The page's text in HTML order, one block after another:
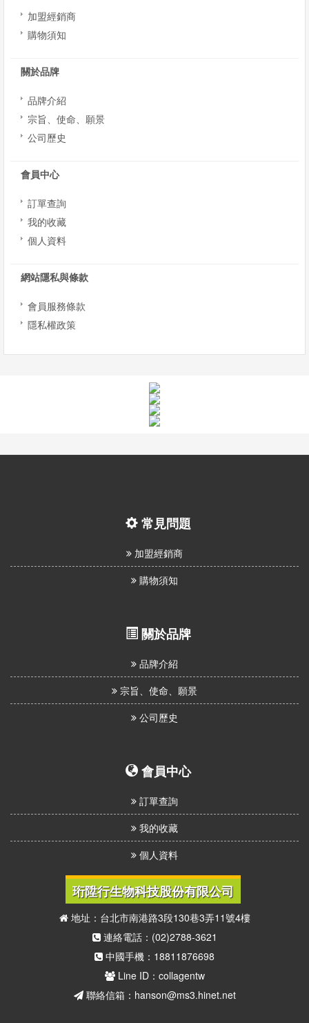
加盟經銷商
購物須知
關於品牌
品牌介紹
宗旨、使命、願景
公司歷史
會員中心
訂單查詢
我的收藏
個人資料
網站隱私與條款
會員服務條款
隱私權政策
常見問題
加盟經銷商
購物須知
關於品牌
品牌介紹
宗旨、使命、願景
公司歷史
會員中心
訂單查詢
我的收藏
個人資料
珩陞行生物科技股份有限公司
地址：台北市南港路3段130巷3弄11號4樓
連絡電話：(02)2788-3621
中國手機：18811876698
Line ID：collagentw
聯絡信箱：hanson@ms3.hinet.net